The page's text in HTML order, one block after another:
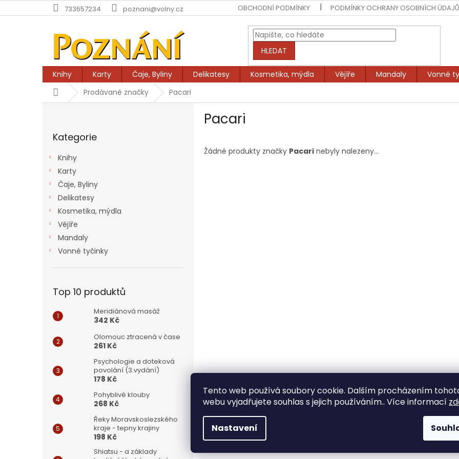
Tento web používá soubory cookie. Dalším procházením
webu vyjadřujete souhlas s jejich používáním.. Více informací
Nastavení
na
733657234 poznani@volny.cz OBCHODNÍ PODMÍNKY PODMÍNKY OCHRANY OSOBNÍCH ÚDAJŮ
HLEDAT
Knihy Karty Čaje, Byliny Delikatesy Kosmetika, mýdla Vějíře Mandaly
Vonné
DomůProdávané značky Pacari
kategorie
Kategorie
Knihy
Karty
Čaje, Byliny
Delikatesy
Kosmetika, mýdla
Vějíře
Mandaly
Vonné tyčinky
Top 10 produktů
Meridiánová masáž
342 Kč
Olomouc ztracená v čase
261 Kč
Psychologie a doteková
povolání (3.vydání)
178 Kč
Pohyblivé klouby
268 Kč
Řeky Moravskoslezského
kraje - tepny krajiny
198 Kč
Shiatsu - a základy
Pacari
Žádné produkty značky Pacari nebyly nalezeny...